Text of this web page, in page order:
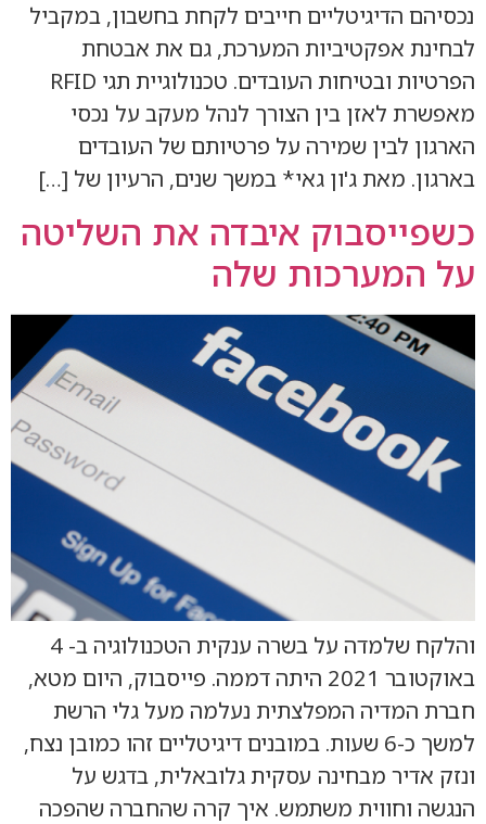
נכסיהם הדיגיטליים חייבים לקחת בחשבון, במקביל
לבחינת אפקטיביות המערכת, גם את אבטחת
הפרטיות ובטיחות העובדים. טכנולוגיית תגי RFID
מאפשרת לאזן בין הצורך לנהל מעקב על נכסי
הארגון לבין שמירה על פרטיותם של העובדים
בארגון. מאת ג'ון גאי* במשך שנים, הרעיון של […]
כשפייסבוק איבדה את השליטה
על המערכות שלה
והלקח שלמדה על בשרה ענקית הטכנולוגיה ב- 4
באוקטובר 2021 היתה דממה. פייסבוק, היום מטא,
חברת המדיה המפלצתית נעלמה מעל גלי הרשת
למשך כ-6 שעות. במובנים דיגיטליים זהו כמובן נצח,
ונזק אדיר מבחינה עסקית גלובאלית, בדגש על
הנגשה וחווית משתמש. איך קרה שהחברה שהפכה